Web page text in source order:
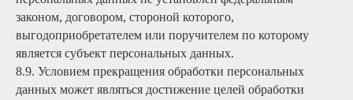
законом, договором, стороной которого,
выгодоприобретателем или поручителем по которому
является субъект персональных данных.
8.9. Условием прекращения обработки персональных
данных может являться достижение целей обработки